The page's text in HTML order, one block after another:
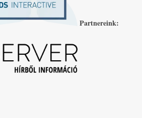
Partnereink: